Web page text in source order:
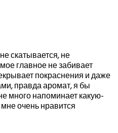
скатывается, не
главное не забивает
покраснения и даже
правда аромат, я бы
много напоминает какую-
очень нравится